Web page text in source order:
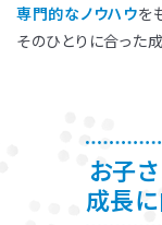
専門的なノウハウを
そのひとりに合った
お子
成長